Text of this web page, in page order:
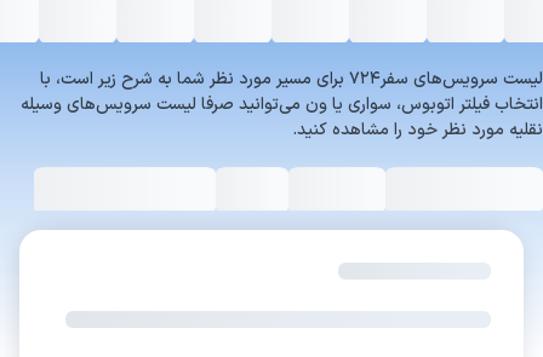
لیست سرویس‌های سفر۷۲۴ برای مسیر مورد نظر شما به شرح زیر است، با
انتخاب فیلتر اتوبوس، سواری یا ون می‌توانید صرفا لیست سرویس‌های وسیله
نقلیه مورد نظر خود را مشاهده کنید.